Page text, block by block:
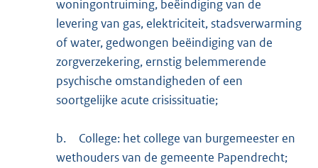
woningontruiming, beëindiging van de
levering van gas, elektriciteit, stadsverwarming
of water, gedwongen beëindiging van de
zorgverzekering, ernstig belemmerende
psychische omstandigheden of een
soortgelijke acute crisissituatie;
b.
College: het college van burgemeester en
wethouders van de gemeente Papendrecht;